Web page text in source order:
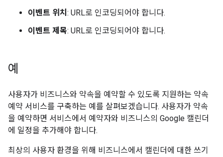
이벤트 위치 : URL로 인코딩되어야 합니다.
이벤트 제목: URL로 인코딩되어야 합니다.
예
사용자가 비즈니스와 약속을 예약할 수 있도록 지원하는 약속
예약 서비스를 구축하는 예를 살펴보겠습니다. 사용자가 약속
을 예약하면 서비스에서 예약자와 비즈니스의 Google 캘린더
에 일정을 추가해야 합니다.
최상의 사용자 환경을 위해 비즈니스에서 캘린더에 대한 쓰기